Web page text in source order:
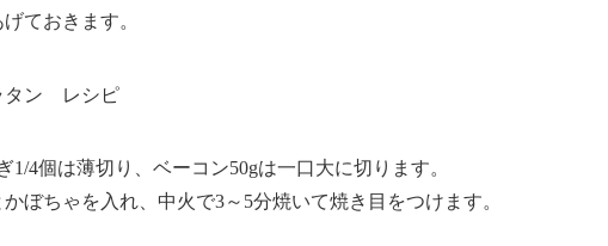
ておきます。
4個は薄切り、ベーコン50gは一口大に切ります。
ぼちゃを入れ、中火で3～5分焼いて焼き目をつけます。